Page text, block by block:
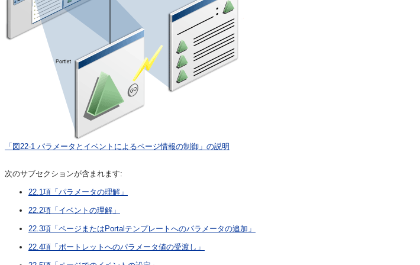
「図22-1 パラメータとイベントによるページ情報の制御」の説明
次のサブセクションが含まれます:
22.1項「パラメータの理解」
22.2項「イベントの理解」
22.3項「ページまたはPortalテンプレートへのパラメータの追加」
22.4項「ポートレットへのパラメータ値の受渡し」